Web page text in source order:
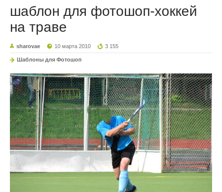
шаблон для фотошоп-хоккей
на траве
sharovae 10 марта 2010 3 155
Шаблоны для Фотошоп